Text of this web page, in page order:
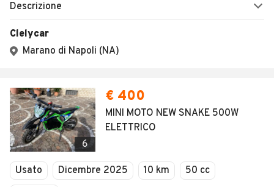
Descrizione
Clelycar
Marano di Napoli (NA)
6
€ 400
MINI MOTO NEW SNAKE 500W
ELETTRICO
Usato Dicembre 2025 10 km
50 cc